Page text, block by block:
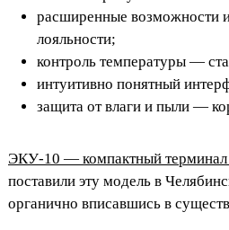
расширенные возможности
лояльности;
контроль температуры —
интуитивно понятный
защита от влаги и пыли —
ЭКУ‑10 — компактный
поставили эту модель в
органично вписавшись в